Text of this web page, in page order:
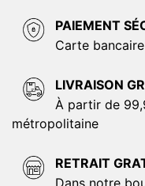
PAIEMENT
Carte
LIVRAISON
À partir de
métropolitaine
RETRAIT
Dans notre